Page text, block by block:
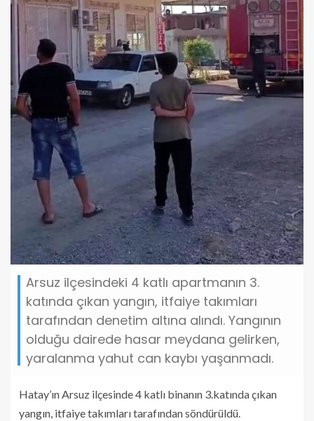
Arsuz ilçesindeki 4 katlı apartmanın 3.
katında çıkan yangın, itfaiye takımları
tarafından denetim altına alındı. Yangının
olduğu dairede hasar meydana gelirken,
yaralanma yahut can kaybı yaşanmadı.
Hatay’ın Arsuz ilçesinde 4 katlı binanın 3.katında çıkan
yangın, itfaiye takımları tarafından söndürüldü.